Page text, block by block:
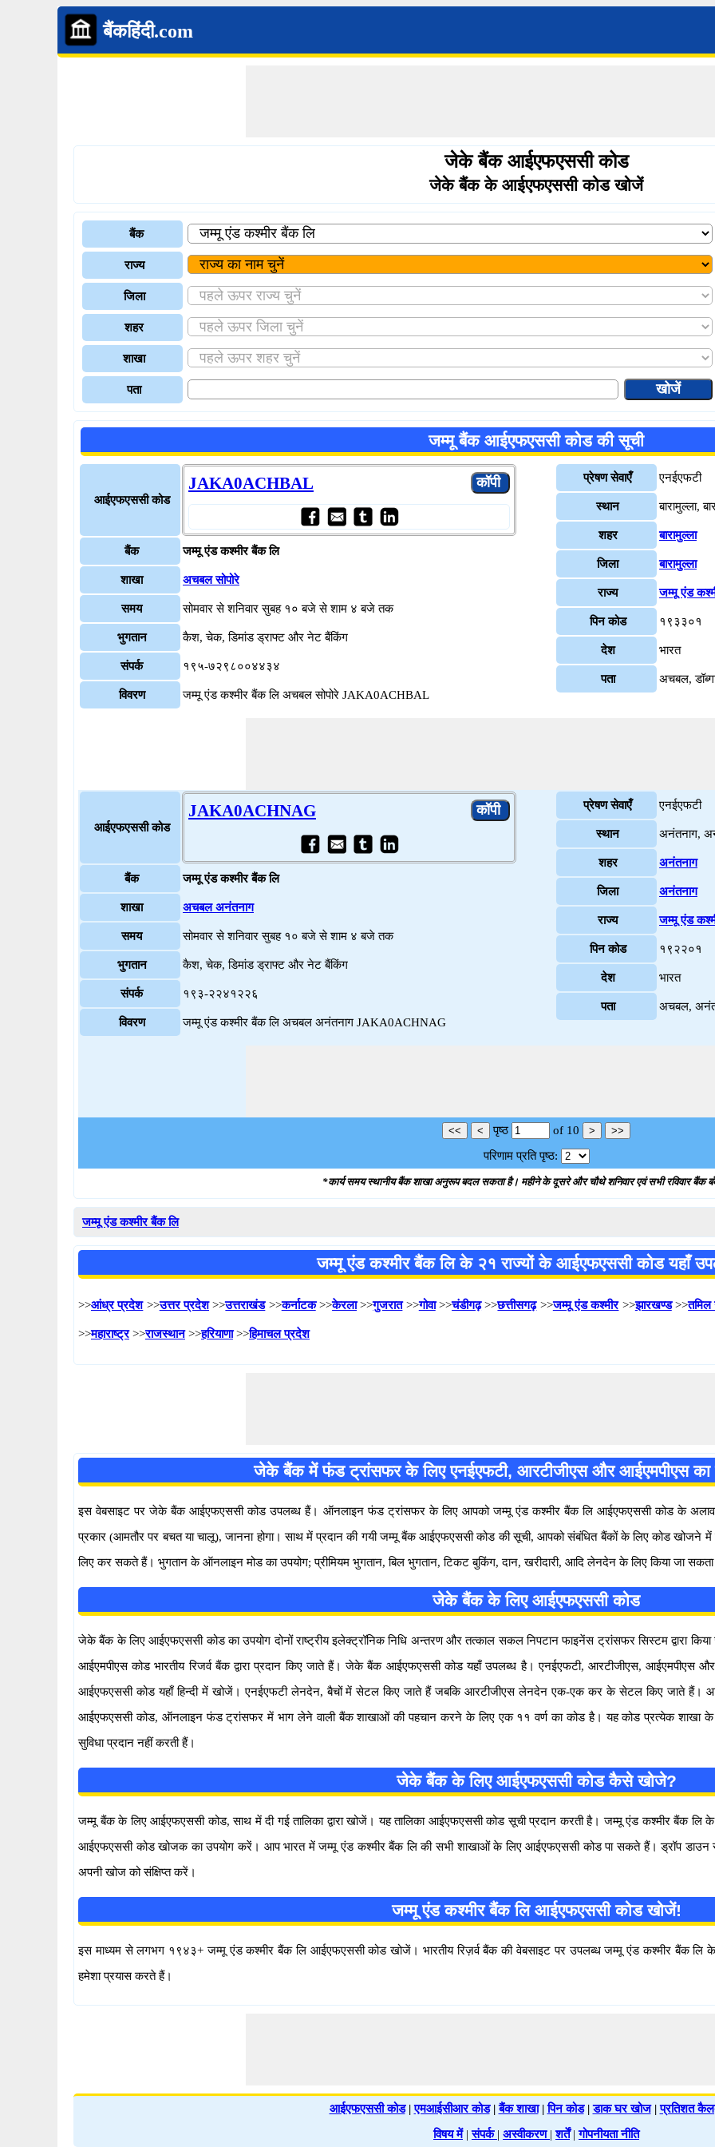
बैंकहिंदी.com
जेके बैंक आईएफएससी कोड
जेके बैंक के आईएफएससी कोड खोजें
बैंक
राज्य
जिला
शहर
शाखा
पता
जम्मू बैंक आईएफएससी कोड की सूची
आईएफएससी कोड
JAKA0ACHBAL
बैंक जम्मू एंड कश्मीर बैंक लि
शाखा अचबल सोपोरे
समय सोमवार से शनिवार सुबह १० बजे से शाम ४ बजे तक
भुगतान कैश, चेक, डिमांड ड्राफ्ट और नेट बैंकिंग
संपर्क १९५-७२९८००४४३४
विवरण जम्मू एंड कश्मीर बैंक लि अचबल सोपोरे JAKA0ACHBAL
प्रेषण सेवाएँ एनईएफटी
स्थान बारामुल्ला,
शहर बारामुल्ला
जिला बारामुल्ला
राज्य जम्मू एंड
पिन कोड १९३३०१
देश भारत
पता अचबल,
आईएफएससी कोड
JAKA0ACHNAG
बैंक जम्मू एंड कश्मीर बैंक लि
शाखा अचबल अनंतनाग
समय सोमवार से शनिवार सुबह १० बजे से शाम ४ बजे तक
भुगतान कैश, चेक, डिमांड ड्राफ्ट और नेट बैंकिंग
संपर्क १९३-२२४१२२६
विवरण जम्मू एंड कश्मीर बैंक लि अचबल अनंतनाग JAKA0ACHNAG
प्रेषण सेवाएँ एनईएफटी
स्थान अनंतनाग,
शहर अनंतनाग
जिला अनंतनाग
राज्य जम्मू एंड
पिन कोड १९२२०१
देश भारत
पता अचबल,
पृष्ठ of 10
परिणाम प्रति पृष्ठ:
*कार्य समय स्थानीय बैंक शाखा अनुरूप बदल सकता है। महीने के दूसरे और चौथे शनिवार एवं सभी रविवार बैंक
जम्मू एंड कश्मीर बैंक लि
जम्मू एंड कश्मीर बैंक लि के २१ राज्यों के आईएफएससी कोड यहाँ
>>आंध्र प्रदेश>>उत्तर प्रदेश>>उत्तराखंड>>कर्नाटक>>केरला>>गुजरात>>गोवा>>चंडीगढ़>>छत्तीसगढ़>>जम्मू एंड कश्मीर>>झारखण्ड>>तमिल
>>महाराष्ट्र>>राजस्थान>>हरियाणा>>हिमाचल प्रदेश
जेके बैंक में फंड ट्रांसफर के लिए एनईएफटी, आरटीजीएस और आईएमपीएस
इस वेबसाइट पर जेके बैंक आईएफएससी कोड उपलब्ध हैं। ऑनलाइन फंड ट्रांसफर के लिए आपको जम्मू एंड कश्मीर बैंक लि आईएफएससी कोड के अलावा,
प्रकार (आमतौर पर बचत या चालू), जानना होगा। साथ में प्रदान की गयी जम्मू बैंक आईएफएससी कोड की सूची, आपको संबंधित बैंकों के लिए कोड
लिए कर सकते हैं। भुगतान के ऑनलाइन मोड का उपयोग; प्रीमियम भुगतान, बिल भुगतान, टिकट बुकिंग, दान, खरीदारी, आदि लेनदेन के लिए किया जा सकता
जेके बैंक के लिए आईएफएससी कोड
जेके बैंक के लिए आईएफएससी कोड का उपयोग दोनों राष्ट्रीय इलेक्ट्रॉनिक निधि अन्तरण और तत्काल सकल निपटान फाइनेंस ट्रांसफर सिस्टम द्वारा
आईएमपीएस कोड भारतीय रिजर्व बैंक द्वारा प्रदान किए जाते हैं। जेके बैंक आईएफएससी कोड यहाँ उपलब्ध है। एनईएफटी, आरटीजीएस,
आईएफएससी कोड यहाँ हिन्दी में खोजें। एनईएफटी लेनदेन, बैचों में सेटल किए जाते हैं जबकि आरटीजीएस लेनदेन एक-एक कर के सेटल किए जाते हैं।
आईएफएससी कोड, ऑनलाइन फंड ट्रांसफर में भाग लेने वाली बैंक शाखाओं की पहचान करने के लिए एक ११ वर्ण का कोड है। यह कोड प्रत्येक शाखा के
सुविधा प्रदान नहीं करती हैं।
जेके बैंक के लिए आईएफएससी कोड कैसे खोजे?
जम्मू बैंक के लिए आईएफएससी कोड, साथ में दी गई तालिका द्वारा खोजें। यह तालिका आईएफएससी कोड सूची प्रदान करती है। जम्मू एंड कश्मीर बैंक
आईएफएससी कोड खोजक का उपयोग करें। आप भारत में जम्मू एंड कश्मीर बैंक लि की सभी शाखाओं के लिए आईएफएससी कोड पा सकते हैं। ड्रॉप
अपनी खोज को संक्षिप्त करें।
जम्मू एंड कश्मीर बैंक लि आईएफएससी कोड खोजें!
इस माध्यम से लगभग १९४३+ जम्मू एंड कश्मीर बैंक लि आईएफएससी कोड खोजें। भारतीय रिज़र्व बैंक की वेबसाइट पर उपलब्ध जम्मू एंड कश्मीर बैंक
हमेशा प्रयास करते हैं।
आईएफएससी कोड|एमआईसीआर कोड|बैंक शाखा|पिन कोड|डाक घर खोज|प्रतिशत
विषय में|संपर्क | अस्वीकरण |शर्तें|गोपनीयता नीति